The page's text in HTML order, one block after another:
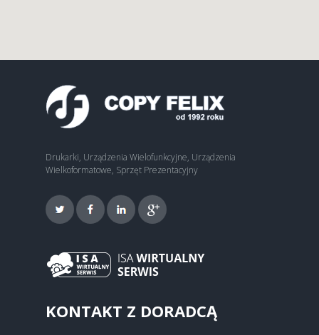
Drukarki, Urządzenia Wielofunkcyjne, Urządzenia
Wielkoformatowe, Sprzęt Prezentacyjny
KONTAKT Z DORADCĄ